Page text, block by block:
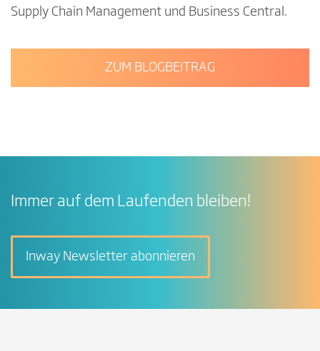
Supply Chain Management und Business Central.
ZUM BLOGBEITRAG
Immer auf dem Laufenden bleiben!
Inway Newsletter abonnieren